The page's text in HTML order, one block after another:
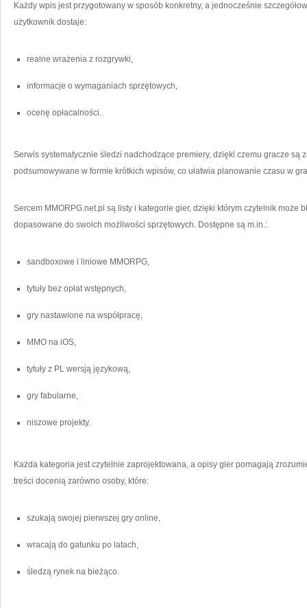
Każdy wpis jest przygotowany w sposób konkretny, a jednocześnie
użytkownik dostaje:
realne wrażenia z rozgrywki,
informacje o wymaganiach sprzętowych,
ocenę opłacalności.
Serwis systematycznie śledzi nadchodzące premiery, dzięki czemu gracze są
podsumowywane w formie krótkich wpisów, co ułatwia planowanie czasu w
Sercem MMORPG.net.pl są listy i kategorie gier, dzięki którym czytelnik może
dopasowane do swoich możliwości sprzętowych. Dostępne są m.in.:
sandboxowe i liniowe MMORPG,
tytuły bez opłat wstępnych,
gry nastawione na współpracę,
MMO na iOS,
tytuły z PL wersją językową,
gry fabularne,
niszowe projekty.
Każda kategoria jest czytelnie zaprojektowana, a opisy gier pomagają
treści docenią zarówno osoby, które:
szukają swojej pierwszej gry online,
wracają do gatunku po latach,
śledzą rynek na bieżąco.